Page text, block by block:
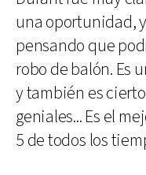
una oportunidad,
pensando que
robo de balón. Es
y también es
geniales... Es el
5 de todos los